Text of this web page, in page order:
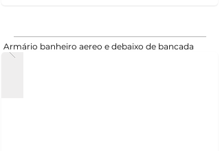
Armário banheiro aereo e debaixo de bancada